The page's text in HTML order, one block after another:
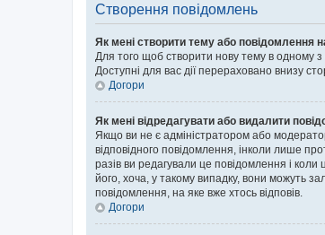
Створення повідомлень
Як мені створити тему або повідомлення
Для того щоб створити нову тему в одному з
Доступні для вас дії перераховано внизу
Догори
Як мені відредагувати або видалити
Якщо ви не є адміністратором або
відповідного повідомлення, інколи лише
разів ви редагували це повідомлення і
його, хоча, у такому випадку, вони можуть
повідомлення, на яке вже хтось відповів.
Догори